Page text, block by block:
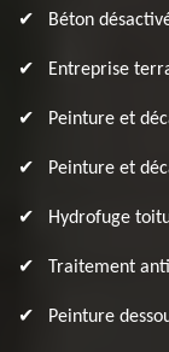
Béton
Entreprise
Peinture et
Peinture et
Hydrofuge
Traitement
Peinture